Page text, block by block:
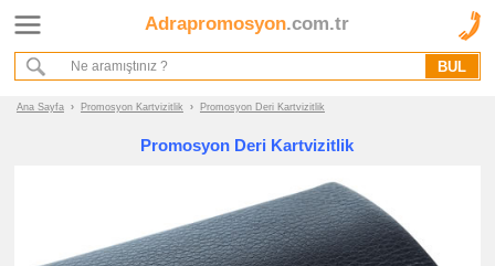
Adrapromosyon.com.tr
Ana Sayfa › Promosyon Kartvizitlik › Promosyon Deri Kartvizitlik
Promosyon Deri Kartvizitlik
Ana Sayfa
Hakkımızda
Kurumsal Hizmet Akışımız
promosyon